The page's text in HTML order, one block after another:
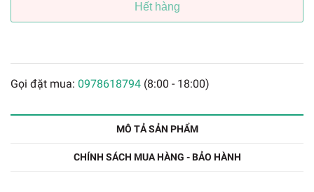
Hết hàng
Gọi đặt mua: 0978618794 (8:00 - 18:00)
MÔ TẢ SẢN PHẨM
CHÍNH SÁCH MUA HÀNG - BẢO HÀNH